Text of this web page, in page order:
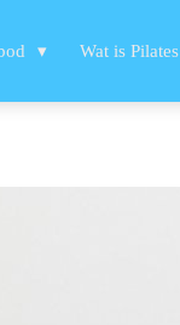
Wat is Pilates